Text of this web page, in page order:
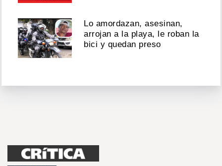
Lo amordazan, asesinan,
arrojan a la playa, le roban la
bici y quedan preso